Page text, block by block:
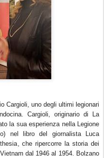
Cargioli, uno degli ultimi legionari
Cargioli, originario di La
la sua esperienza nella Legione
nel libro del giornalista Luca
che ripercorre la storia dei
dal 1946 al 1954. Bolzano